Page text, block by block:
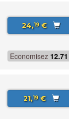
24,19€
Economisez 12.71
21,19€